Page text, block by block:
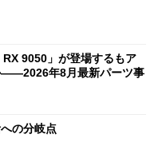
9050」が登場するもア
――2026年8月最新パーツ事
への分岐点